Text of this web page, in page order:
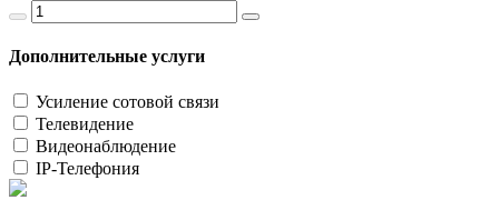
Дополнительные услуги
Усиление сотовой связи
Телевидение
Видеонаблюдение
IP-Телефония